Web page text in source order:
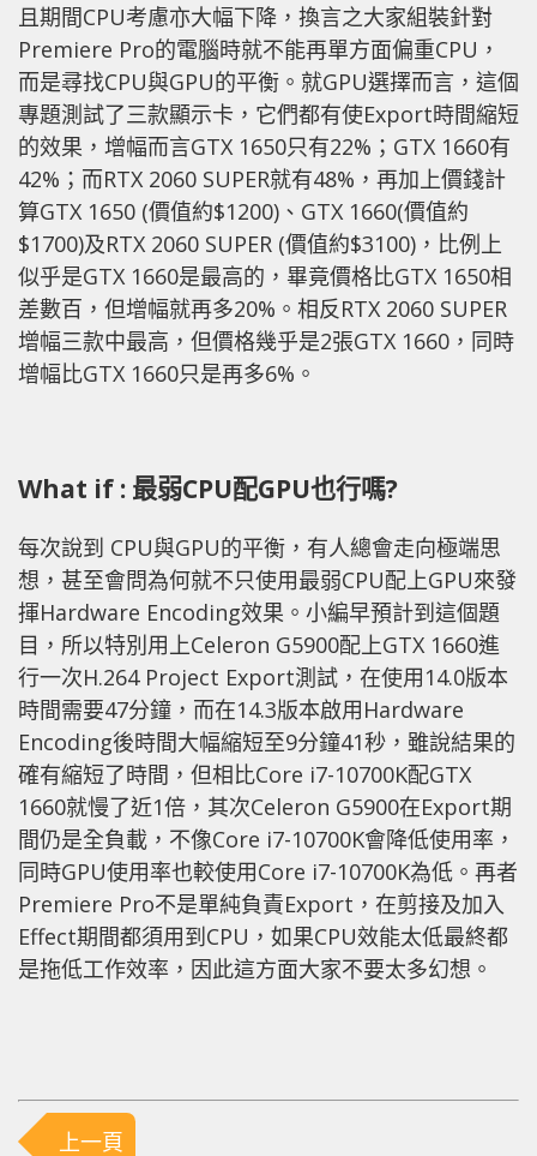
且期間CPU考慮亦大幅下降，換言之大家組裝針對
Premiere Pro的電腦時就不能再單方面偏重CPU，
而是尋找CPU與GPU的平衡。就GPU選擇而言，這個
專題測試了三款顯示卡，它們都有使Export時間縮短
的效果，增幅而言GTX 1650只有22%；GTX 1660有
42%；而RTX 2060 SUPER就有48%，再加上價錢計
算GTX 1650 (價值約$1200)、GTX 1660(價值約
$1700)及RTX 2060 SUPER (價值約$3100)，比例上
似乎是GTX 1660是最高的，畢竟價格比GTX 1650相
差數百，但增幅就再多20%。相反RTX 2060 SUPER
增幅三款中最高，但價格幾乎是2張GTX 1660，同時
增幅比GTX 1660只是再多6%。
What if : 最弱CPU配GPU也行嗎?
每次說到 CPU與GPU的平衡，有人總會走向極端思
想，甚至會問為何就不只使用最弱CPU配上GPU來發
揮Hardware Encoding效果。小編早預計到這個題
目，所以特別用上Celeron G5900配上GTX 1660進
行一次H.264 Project Export測試，在使用14.0版本
時間需要47分鐘，而在14.3版本啟用Hardware
Encoding後時間大幅縮短至9分鐘41秒，雖說結果的
確有縮短了時間，但相比Core i7-10700K配GTX
1660就慢了近1倍，其次Celeron G5900在Export期
間仍是全負載，不像Core i7-10700K會降低使用率，
同時GPU使用率也較使用Core i7-10700K為低。再者
Premiere Pro不是單純負責Export，在剪接及加入
Effect期間都須用到CPU，如果CPU效能太低最終都
是拖低工作效率，因此這方面大家不要太多幻想。
上一頁